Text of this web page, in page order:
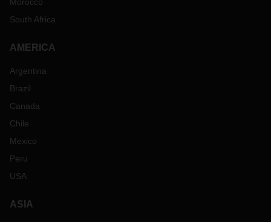
South Africa
AMERICA
Argentina
Brazil
Canada
Chile
Mexico
Peru
USA
ASIA